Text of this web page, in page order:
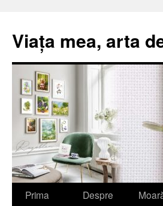
Viața mea, arta
Sari
Prima
Despre